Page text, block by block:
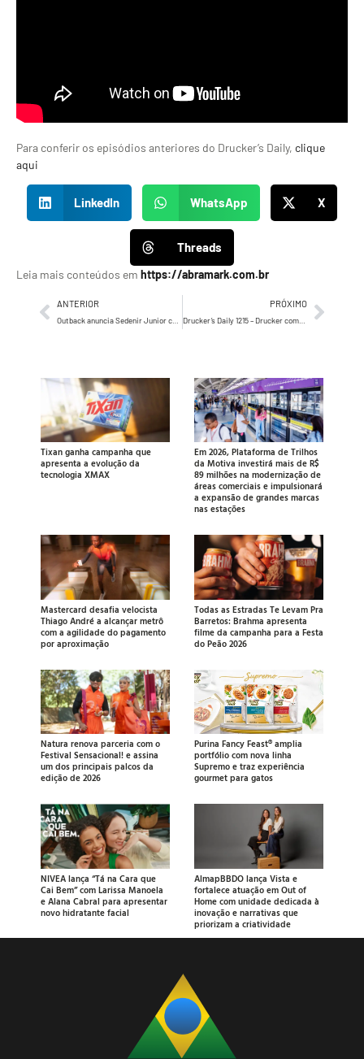
Para conferir os episódios anteriores do Drucker’s Daily, clique
aqui
LinkedIn WhatsApp X
Threads
Leia mais conteúdos em https://abramark.com.br
ANTERIOR PRÓXIMO
Drucker’s Daily 1215 – Drucker comenta como dois presidentes dos ESTADOS UNIDOS procediam…
Tixan ganha campanha que
apresenta a evolução da
tecnologia XMAX
Em 2026, Plataforma de Trilhos
da Motiva investirá mais de R$
89 milhões na modernização de
áreas comerciais e impulsionará
a expansão de grandes marcas
nas estações
Mastercard desafia velocista
Thiago André a alcançar metrô
com a agilidade do pagamento
por aproximação
Todas as Estradas Te Levam Pra
Barretos: Brahma apresenta
filme da campanha para a Festa
do Peão 2026
Natura renova parceria com o
Festival Sensacional! e assina
um dos principais palcos da
edição de 2026
Purina Fancy Feast® amplia
portfólio com nova linha
Supremo e traz experiência
gourmet para gatos
NIVEA lança “Tá na Cara que
Cai Bem” com Larissa Manoela
e Alana Cabral para apresentar
novo hidratante facial
AlmapBBDO lança Vista e
fortalece atuação em Out of
Home com unidade dedicada à
inovação e narrativas que
priorizam a criatividade